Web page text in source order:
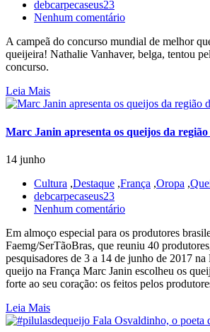
debcarpecaseus23
Nenhum comentário
A campeã do concurso mundial de melhor
queijeira! Nathalie Vanhaver, belga, tentou
concurso.
Leia Mais
Marc Janin apresenta os queijos da
14 junho
Cultura ,Destaque ,França ,Oropa ,
debcarpecaseus23
Nenhum comentário
Em almoço especial para os produtores
Faemg/SerTãoBras, que reuniu 40
pesquisadores de 3 a 14 de junho de 2017 na
queijo na França Marc Janin escolheu os
forte ao seu coração: os feitos pelos
Leia Mais